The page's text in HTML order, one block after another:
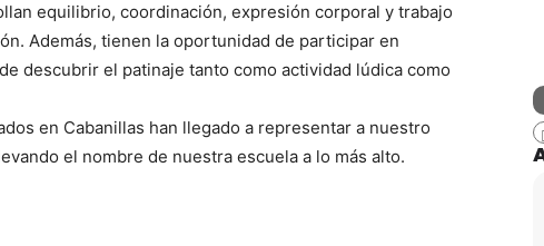
equilibrio, coordinación, expresión corporal y trabajo
Además, tienen la oportunidad de participar en
descubrir el patinaje tanto como actividad lúdica como
en Cabanillas han llegado a representar a nuestro
el nombre de nuestra escuela a lo más alto.